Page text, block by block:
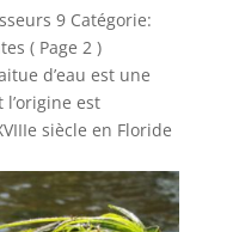
9 Catégorie:
( Page 2 )
d’eau est une
est
siècle en Floride